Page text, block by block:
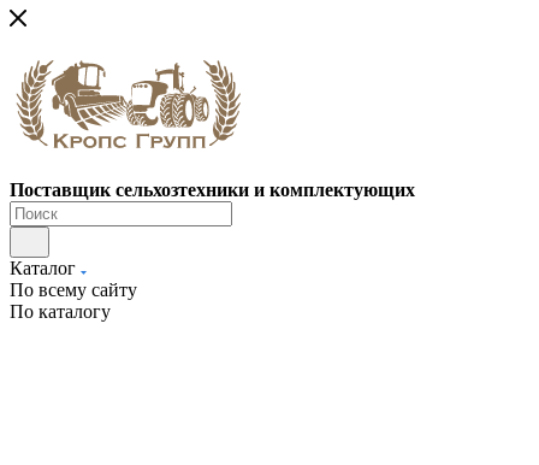
Поставщик сельхозтехники и комплектующих
Каталог
По всему сайту
По каталогу